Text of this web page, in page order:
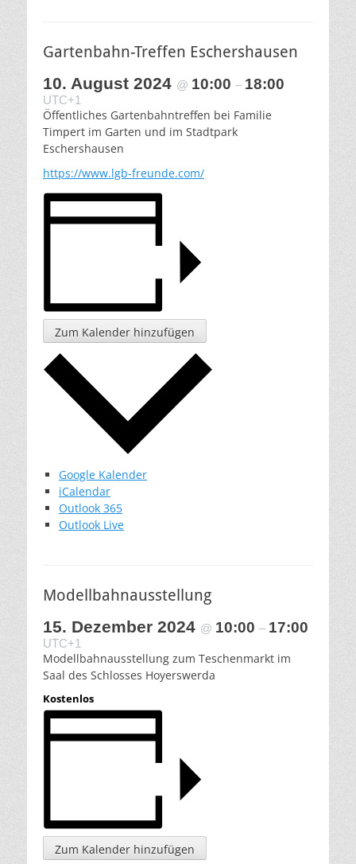
Gartenbahn-Treffen Eschershausen
10. August 2024 @ 10:00 – 18:00
UTC+1
Öffentliches Gartenbahntreffen bei Familie
Timpert im Garten und im Stadtpark
Eschershausen
https://www.lgb-freunde.com/
Zum Kalender hinzufügen
Google Kalender
iCalendar
Outlook 365
Outlook Live
Modellbahnausstellung
15. Dezember 2024 @ 10:00 – 17:00
UTC+1
Modellbahnausstellung zum Teschenmarkt im
Saal des Schlosses Hoyerswerda
Kostenlos
Zum Kalender hinzufügen